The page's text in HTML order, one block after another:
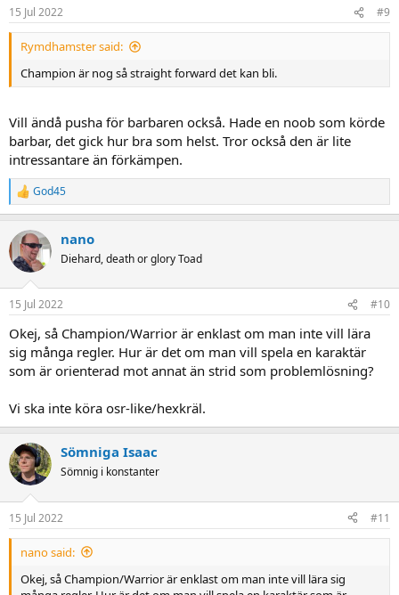
s
:
15 Jul 2022 #9
Rymdhamster said:
Champion är nog så straight forward det kan bli.
Vill ändå pusha för barbaren också. Hade en noob som körde
barbar, det gick hur bra som helst. Tror också den är lite
intressantare än förkämpen.
R
e
c
t
i
s
God45
nano
Diehard, death or glory Toad
15 Jul 2022 #10
Okej, så Champion/Warrior är enklast om man inte vill lära
sig många regler. Hur är det om man vill spela en karaktär
som är orienterad mot annat än strid som problemlösning?
Vi ska inte köra osr-like/hexkräl.
Sömniga Isaac
Sömnig i konstanter
15 Jul 2022 #11
nano said:
Okej, så Champion/Warrior är enklast om man inte vill lära sig